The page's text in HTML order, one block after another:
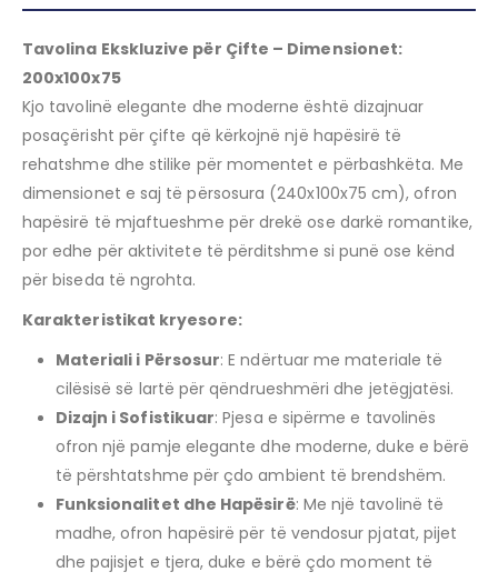
Tavolina Ekskluzive për Çifte – Dimensionet:
200x100x75
Kjo tavolinë elegante dhe moderne është dizajnuar
posaçërisht për çifte që kërkojnë një hapësirë të
rehatshme dhe stilike për momentet e përbashkëta. Me
dimensionet e saj të përsosura (240x100x75 cm), ofron
hapësirë të mjaftueshme për drekë ose darkë romantike,
por edhe për aktivitete të përditshme si punë ose kënd
për biseda të ngrohta.
Karakteristikat kryesore:
Materiali i Përsosur: E ndërtuar me materiale të
cilësisë së lartë për qëndrueshmëri dhe jetëgjatësi.
Dizajn i Sofistikuar: Pjesa e sipërme e tavolinës
ofron një pamje elegante dhe moderne, duke e bërë
të përshtatshme për çdo ambient të brendshëm.
Funksionalitet dhe Hapësirë: Me një tavolinë të
madhe, ofron hapësirë për të vendosur pjatat, pijet
dhe pajisjet e tjera, duke e bërë çdo moment të